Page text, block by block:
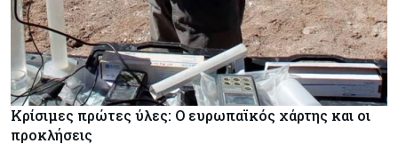
Κρίσιμες πρώτες ύλες: Ο ευρωπαϊκός χάρτης και οι
προκλήσεις